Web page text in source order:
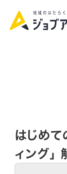
はじめて
ィング」